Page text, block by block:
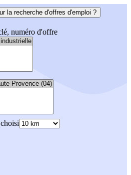
la recherche d'offres d'emploi ?
numéro d'offre